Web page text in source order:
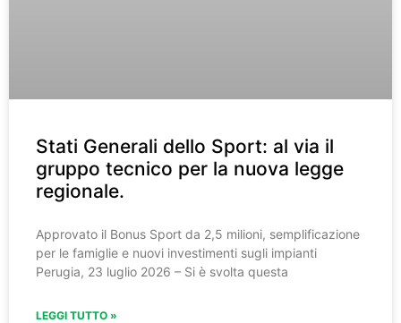
Stati Generali dello Sport: al via il
gruppo tecnico per la nuova legge
regionale.
Approvato il Bonus Sport da 2,5 milioni, semplificazione
per le famiglie e nuovi investimenti sugli impianti
Perugia, 23 luglio 2026 – Si è svolta questa
LEGGI TUTTO »